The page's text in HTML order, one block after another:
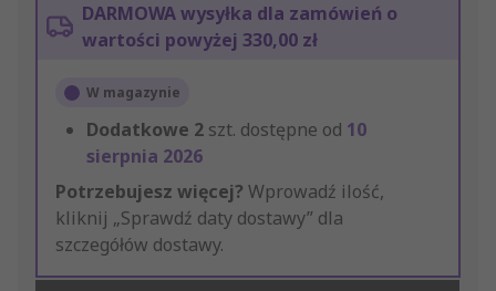
DARMOWA wysyłka dla zamówień o
wartości powyżej 330,00 zł
W magazynie
Dodatkowe 2 szt. dostępne od 10
sierpnia 2026
Potrzebujesz więcej? Wprowadź ilość,
kliknij „Sprawdź daty dostawy” dla
szczegółów dostawy.